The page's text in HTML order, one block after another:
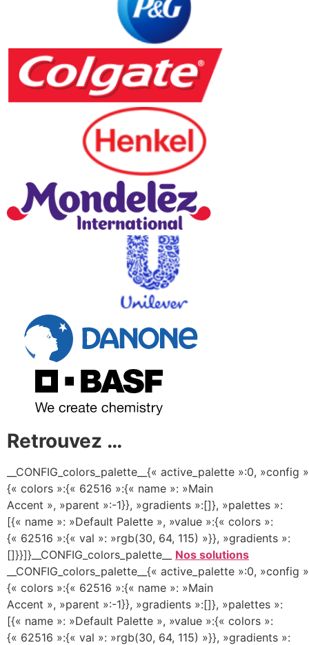
Retrouvez …
__CONFIG_colors_palette__{« active_palette »:0, »config
{« colors »:{« 62516 »:{« name »: »Main
Accent », »parent »:-1}}, »gradients »:[]}, »palettes »:
[{« name »: »Default Palette », »value »:{« colors »:
{« 62516 »:{« val »: »rgb(30, 64, 115) »}}, »gradients »:
[]}}]}__CONFIG_colors_palette__ Nos solutions
__CONFIG_colors_palette__{« active_palette »:0, »config
{« colors »:{« 62516 »:{« name »: »Main
Accent », »parent »:-1}}, »gradients »:[]}, »palettes »:
[{« name »: »Default Palette », »value »:{« colors »:
{« 62516 »:{« val »: »rgb(30, 64, 115) »}}, »gradients »: